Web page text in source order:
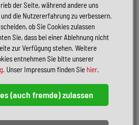
der Seite, während andere uns
die Nutzererfahrung zu verbessern.
ob Sie Cookies zulassen
Sie, dass bei einer Ablehnung nicht
zur Verfügung stehen. Weitere
entnehmen Sie bitte unserer
. Unser Impressum finden Sie hier.